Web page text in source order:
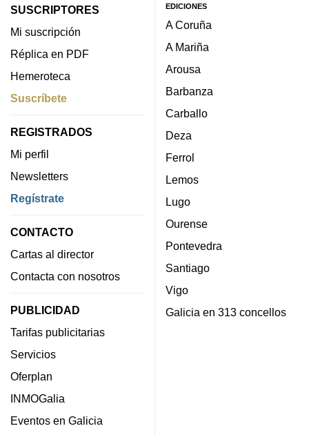
SUSCRIPTORES
Mi suscripción
Réplica en PDF
Hemeroteca
Suscríbete
REGISTRADOS
Mi perfil
Newsletters
Regístrate
CONTACTO
Cartas al director
Contacta con nosotros
PUBLICIDAD
Tarifas publicitarias
Servicios
Oferplan
INMOGalia
Eventos en Galicia
EDICIONES
A Coruña
A Mariña
Arousa
Barbanza
Carballo
Deza
Ferrol
Lemos
Lugo
Ourense
Pontevedra
Santiago
Vigo
Galicia en 313 concellos